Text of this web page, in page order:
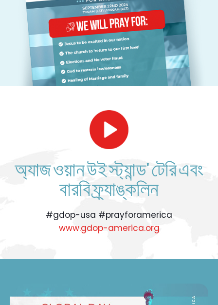
অ্যাজ ওয়ান উই স্ট্যান্ড' টেরি এবং
বারবি ফ্র্যাঙ্কলিন
#gdop-usa #prayforamerica
www.gdop-america.org